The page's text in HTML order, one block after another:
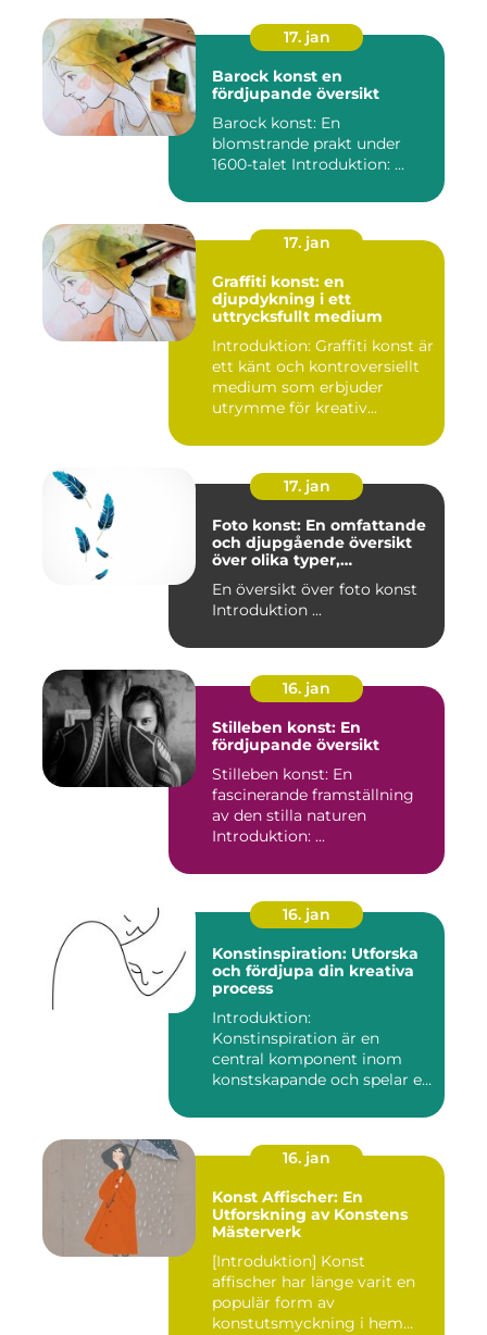
17. jan
Barock konst en
fördjupande översikt
Barock konst: En
blomstrande prakt under
1600-talet Introduktion: ...
17. jan
Graffiti konst: en
djupdykning i ett
uttrycksfullt medium
Introduktion: Graffiti konst är
ett känt och kontroversiellt
medium som erbjuder
utrymme för kreativ...
17. jan
Foto konst: En omfattande
och djupgående översikt
över olika typer,
aspekter
En översikt över foto konst
Introduktion ...
16. jan
Stilleben konst: En
fördjupande översikt
Stilleben konst: En
fascinerande framställning
av den stilla naturen
Introduktion: ...
16. jan
Konstinspiration: Utforska
och fördjupa din kreativa
process
Introduktion:
Konstinspiration är en
central komponent inom
konstskapande och spelar en
16. jan
Konst Affischer: En
Utforskning av Konstens
Mästerverk
[Introduktion] Konst
affischer har länge varit en
populär form av
konstutsmyckning i hem